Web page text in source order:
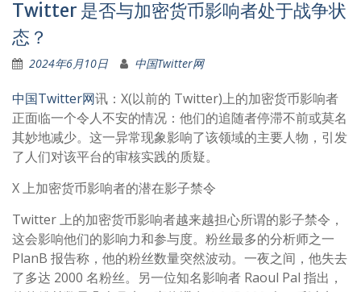
Twitter 是否与加密货币影响者处于战争状
态？
2024年6月10日 中国Twitter网
中国Twitter网讯：X(以前的 Twitter)上的加密货币影响者
正面临一个令人不安的情况：他们的追随者停滞不前或莫名
其妙地减少。这一异常现象影响了该领域的主要人物，引发
了人们对该平台的审核实践的质疑。
X 上加密货币影响者的潜在影子禁令
Twitter 上的加密货币影响者越来越担心所谓的影子禁令，
这会影响他们的影响力和参与度。粉丝最多的分析师之一
PlanB 报告称，他的粉丝数量突然波动。一夜之间，他失去
了多达 2000 名粉丝。另一位知名影响者 Raoul Pal 指出，